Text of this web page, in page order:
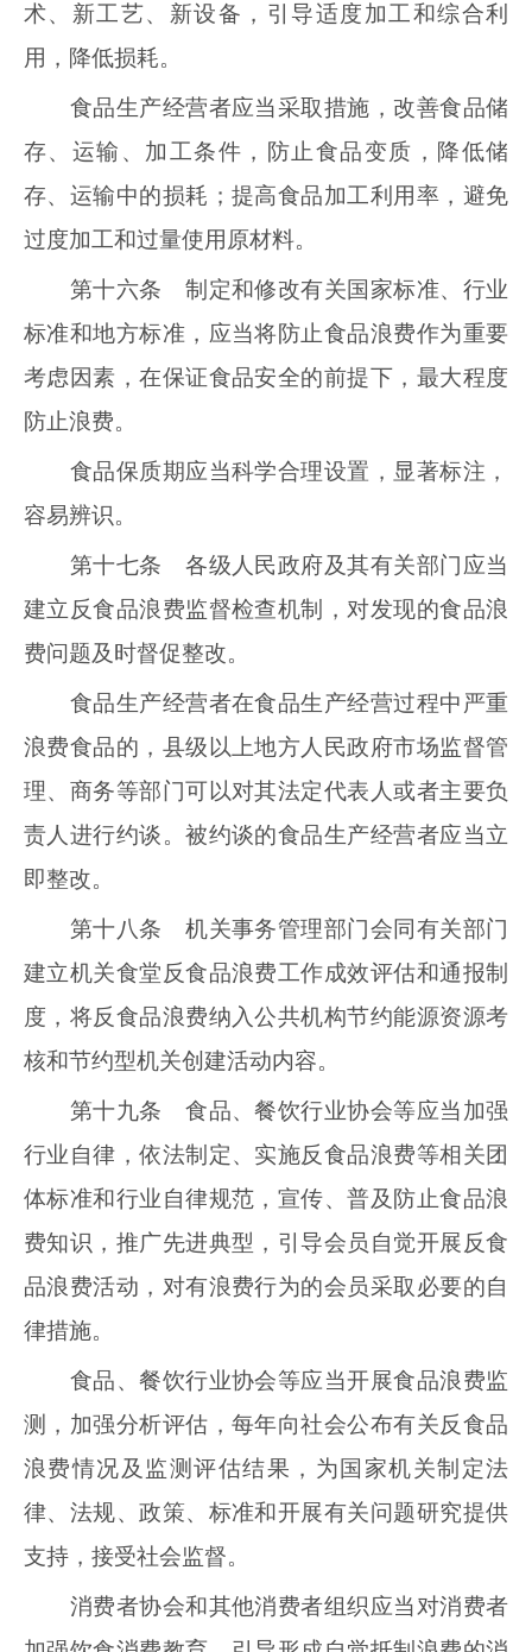
术、新工艺、新设备，引导适度加工和综合利
用，降低损耗。
食品生产经营者应当采取措施，改善食品储
存、运输、加工条件，防止食品变质，降低储
存、运输中的损耗；提高食品加工利用率，避免
过度加工和过量使用原材料。
第十六条 制定和修改有关国家标准、行业
标准和地方标准，应当将防止食品浪费作为重要
考虑因素，在保证食品安全的前提下，最大程度
防止浪费。
食品保质期应当科学合理设置，显著标注，
容易辨识。
第十七条 各级人民政府及其有关部门应当
建立反食品浪费监督检查机制，对发现的食品浪
费问题及时督促整改。
食品生产经营者在食品生产经营过程中严重
浪费食品的，县级以上地方人民政府市场监督管
理、商务等部门可以对其法定代表人或者主要负
责人进行约谈。被约谈的食品生产经营者应当立
即整改。
第十八条 机关事务管理部门会同有关部门
建立机关食堂反食品浪费工作成效评估和通报制
度，将反食品浪费纳入公共机构节约能源资源考
核和节约型机关创建活动内容。
第十九条 食品、餐饮行业协会等应当加强
行业自律，依法制定、实施反食品浪费等相关团
体标准和行业自律规范，宣传、普及防止食品浪
费知识，推广先进典型，引导会员自觉开展反食
品浪费活动，对有浪费行为的会员采取必要的自
律措施。
食品、餐饮行业协会等应当开展食品浪费监
测，加强分析评估，每年向社会公布有关反食品
浪费情况及监测评估结果，为国家机关制定法
律、法规、政策、标准和开展有关问题研究提供
支持，接受社会监督。
消费者协会和其他消费者组织应当对消费者